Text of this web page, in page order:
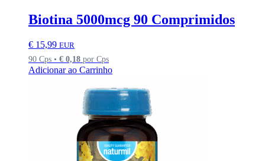
Biotina 5000mcg 90 Comprimidos
€ 15,99 EUR
90 Cps • € 0,18 por Cps
Adicionar ao Carrinho